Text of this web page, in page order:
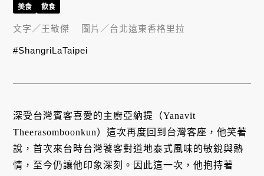
深受台灣賓客喜愛的主廚亞納提（Yanavit
Theerasomboonkun）這次再度回到台灣客座，他笑著
說，首次來台時台灣饕客對道地泰式風味的敏銳與熱
情，至今仍讓他印象深刻。因此這一次，他抱持著
美食 飲食
文字／王敬傑 圖片／台北遠東香格里拉
#ShangriLaTaipei